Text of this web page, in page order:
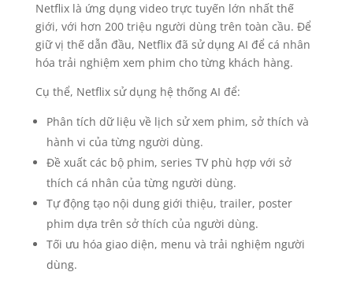
Netflix là ứng dụng video trực tuyến lớn nhất thế
giới, với hơn 200 triệu người dùng trên toàn cầu. Để
giữ vị thế dẫn đầu, Netflix đã sử dụng AI để cá nhân
hóa trải nghiệm xem phim cho từng khách hàng.
Cụ thể, Netflix sử dụng hệ thống AI để:
Phân tích dữ liệu về lịch sử xem phim, sở thích và
hành vi của từng người dùng.
Đề xuất các bộ phim, series TV phù hợp với sở
thích cá nhân của từng người dùng.
Tự động tạo nội dung giới thiệu, trailer, poster
phim dựa trên sở thích của người dùng.
Tối ưu hóa giao diện, menu và trải nghiệm người
dùng.